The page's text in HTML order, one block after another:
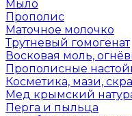
Мыло
Прополис
Маточное молочко
Трутневый гомогенат
Восковая моль,
Прополисные
Косметика, мази,
Мед крымский
Перга и пыльца